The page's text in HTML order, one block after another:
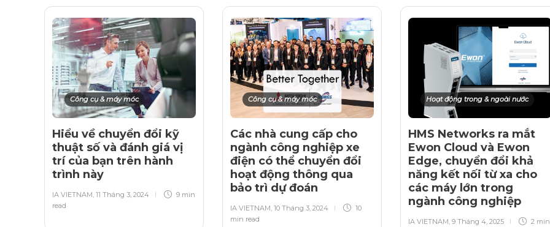
Công cụ & máy móc
Hiểu về chuyển đổi kỹ
thuật số và đánh giá vị
trí của bạn trên hành
trình này
IA VIETNAM 11 Tháng 3, 2024
9 min
read
Công cụ & máy móc
Các nhà cung cấp cho
ngành công nghiệp xe
điện có thể chuyển đổi
hoạt động thông qua
bảo trì dự đoán
IA VIETNAM 10 Tháng 3, 2024
10
min read
Hoạt động trong & ngoài nước
HMS Networks ra mắt
Ewon Cloud và Ewon
Edge, chuyển đổi khả
năng kết nối từ xa cho
các máy lớn trong
ngành công nghiệp
IA VIETNAM 9 Tháng 4, 2025
2 min